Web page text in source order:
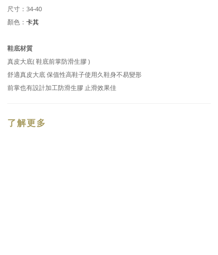
尺寸：34-40
顏色： 卡其
鞋底材質
真皮大底( 鞋底前掌防滑生膠 )
舒適真皮大底 保值性高鞋子使用久鞋身不易變形
前掌也有設計加工防滑生膠 止滑效果佳
了解更多